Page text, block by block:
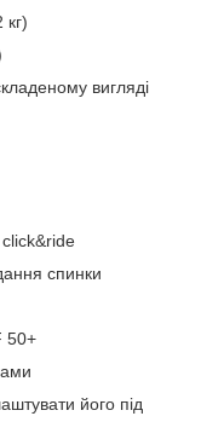
кг)
вигляді
click&ride
спинки
50+
його під